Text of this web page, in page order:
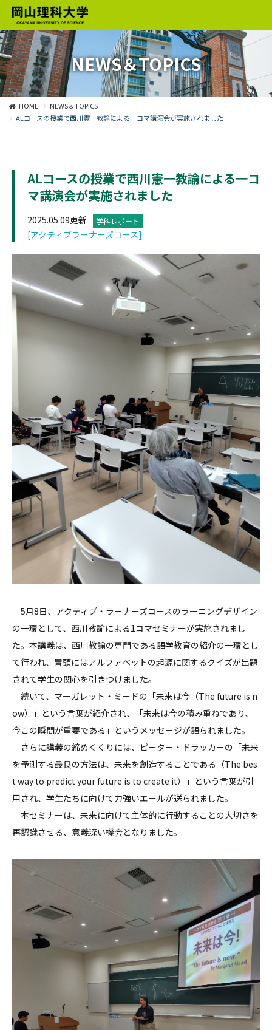
NEWS＆TOPICS
HOME
NEWS＆TOPICS
ALコースの授業で西川憲一教諭による一コマ講演会が実施されました
ALコースの授業で西川憲一教諭による一コ
マ講演会が実施されました
2025.05.09更新 学科レポート
[アクティブラーナーズコース]
5月8日、アクティブ・ラーナーズコースのラーニングデザイン
の一環として、西川教諭による1コマセミナーが実施されまし
た。本講義は、西川教諭の専門である語学教育の紹介の一環とし
て行われ、冒頭にはアルファベットの起源に関するクイズが出題
されて学生の関心を引きつけました。
続いて、マーガレット・ミードの「未来は今（The future is n
ow）」という言葉が紹介され、「未来は今の積み重ねであり、
今この瞬間が重要である」というメッセージが語られました。
さらに講義の締めくくりには、ピーター・ドラッカーの「未来
を予測する最良の方法は、未来を創造することである（The bes
t way to predict your future is to create it）」という言葉が引
用され、学生たちに向けて力強いエールが送られました。
本セミナーは、未来に向けて主体的に行動することの大切さを
再認識させる、意義深い機会となりました。